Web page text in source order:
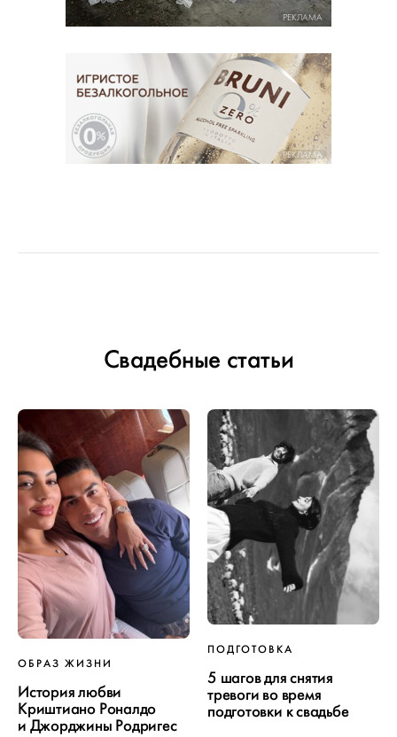
РЕКЛАМА
РЕКЛАМА
Свадебные статьи
ОБРАЗ ЖИЗНИ
История любви
Криштиано Роналдо
и Джорджины Родригес
ПОДГОТОВКА
5 шагов для снятия
тревоги во время
подготовки к свадьбе